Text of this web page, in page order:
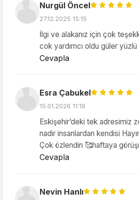
Nurgül Öncel
27.12.2025 15:15
İlgi ve alakanız için çok
cok yardımcı oldu güler
Cevapla
Esra Çabukel
15.01.2026 11:19
Eskişehir’deki tek adresimiz
nadir insanlardan kendisi
Çok özlendin 🥰haftaya
Cevapla
Nevin Hanlı